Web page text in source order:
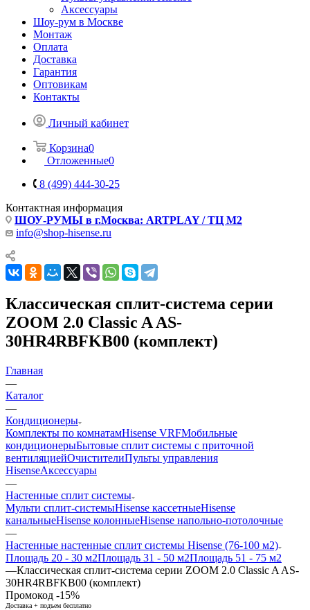
Аксессуары
Шоу-рум в Москве
Монтаж
Оплата
Доставка
Гарантия
Оптовикам
Контакты
Личный кабинет
Корзина0
Отложенные0
8 (499) 444-30-25
Контактная информация
ШОУ-РУМЫ в г.Москва: ARTPLAY / ТЦ М2
info@shop-hisense.ru
Классическая сплит-система серии
ZOOM 2.0 Classic A AS-
30HR4RBFKB00 (комплект)
Главная
—
Каталог
—
Кондиционеры
Комплекты по комнатамHisense VRFМобильные
кондиционерыБытовые сплит системы с приточной
вентиляциейОчистителиПульты управления
HisenseАксессуары
—
Настенные сплит системы
Мульти сплит-системыHisense кассетныеHisense
канальныеHisense колонныеHisense напольно-потолочные
—
Настенные настенные сплит системы Hisense (76-100 м2)
Площадь 20 - 30 м2Площадь 31 - 50 м2Площадь 51 - 75 м2
—Классическая сплит-система серии ZOOM 2.0 Classic A AS-
30HR4RBFKB00 (комплект)
Промокод -15%
Доставка + подъем бесплатно